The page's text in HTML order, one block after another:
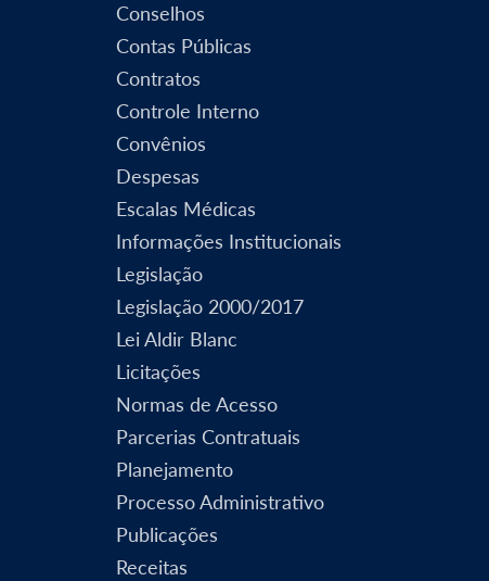
Conselhos
Contas Públicas
Contratos
Controle Interno
Convênios
Despesas
Escalas Médicas
Informações Institucionais
Legislação
Legislação 2000/2017
Lei Aldir Blanc
Licitações
Normas de Acesso
Parcerias Contratuais
Planejamento
Processo Administrativo
Publicações
Receitas